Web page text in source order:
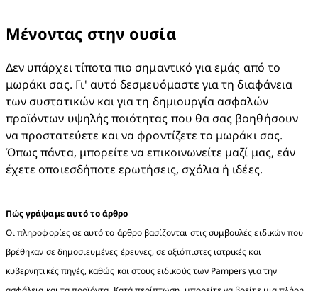
Μένοντας στην ουσία
Δεν υπάρχει τίποτα πιο σημαντικό για εμάς από το
μωράκι σας. Γι' αυτό δεσμευόμαστε για τη διαφάνεια
των συστατικών και για τη δημιουργία ασφαλών
προϊόντων υψηλής ποιότητας που θα σας βοηθήσουν
να προστατεύετε και να φροντίζετε το μωράκι σας.
Όπως πάντα, μπορείτε να επικοινωνείτε μαζί μας, εάν
έχετε οποιεσδήποτε ερωτήσεις, σχόλια ή ιδέες.
Πώς γράψαμε αυτό το άρθρο
Οι πληροφορίες σε αυτό το άρθρο βασίζονται στις συμβουλές ειδικών που
βρέθηκαν σε δημοσιευμένες έρευνες, σε αξιόπιστες ιατρικές και
κυβερνητικές πηγές, καθώς και στους ειδικούς των Pampers για την